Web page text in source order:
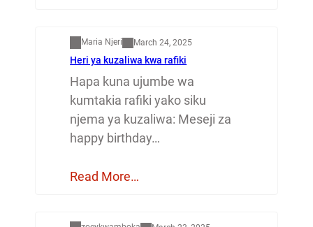
Maria Njeri March 24, 2025
Heri ya kuzaliwa kwa rafiki
Hapa kuna ujumbe wa
kumtakia rafiki yako siku
njema ya kuzaliwa: Meseji za
happy birthday…
Read More…